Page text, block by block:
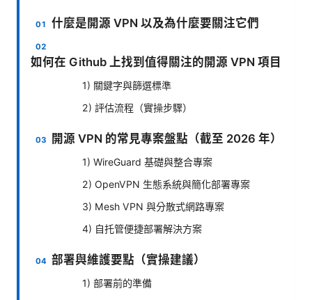
什麼是開源 VPN 以及為什麼要關注它們
如何在 Github 上找到值得關注的開源 VPN 項目
1) 關鍵字與篩選標準
2) 評估流程（實操步驟）
開源 VPN 的常見專案盤點（截至 2026 年）
1) WireGuard 基礎與整合專案
2) OpenVPN 生態系統與簡化部署專案
3) Mesh VPN 與分散式網路專案
4) 自托管便捷部署解決方案
部署與維護要點（實操建議）
1) 部署前的準備